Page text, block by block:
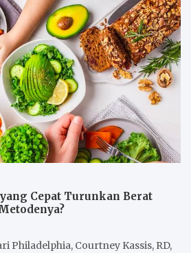
Cepat Turunkan Berat
Philadelphia, Courtney Kassis, RD,